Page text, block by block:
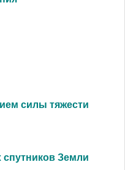
силы тяжести
спутников Земли